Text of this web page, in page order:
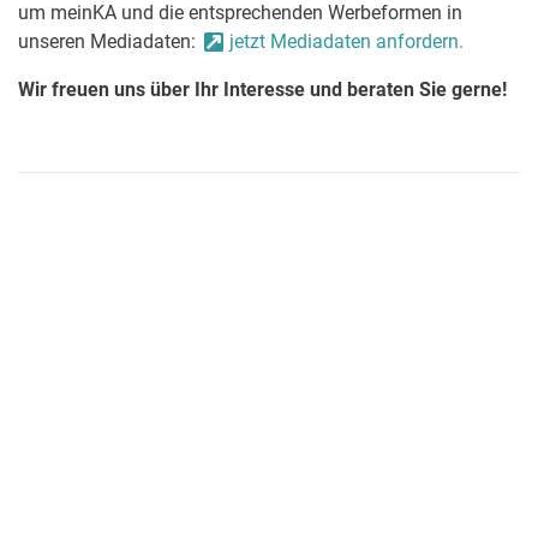
um meinKA und die entsprechenden Werbeformen in
unseren Mediadaten:
jetzt Mediadaten anfordern.
Wir freuen uns über Ihr Interesse und beraten Sie gerne!